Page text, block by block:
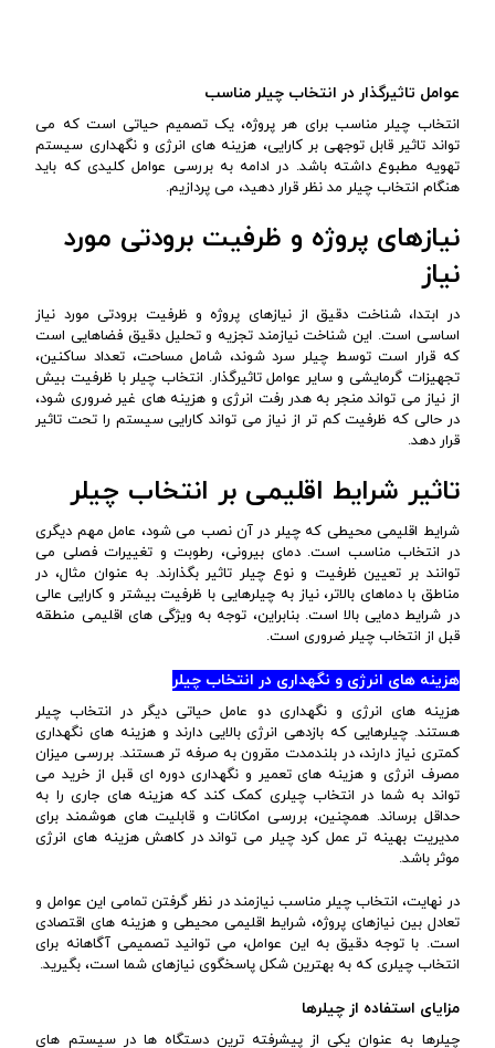
عوامل تاثیرگذار در انتخاب چیلر مناسب
انتخاب چیلر مناسب برای هر پروژه، یک تصمیم حیاتی است که می
تواند تاثیر قابل توجهی بر کارایی، هزینه های انرژی و نگهداری سیستم
تهویه مطبوع داشته باشد. در ادامه به بررسی عوامل کلیدی که باید
هنگام انتخاب چیلر مد نظر قرار دهید، می پردازیم.
نیازهای پروژه و ظرفیت برودتی مورد
نیاز
در ابتدا، شناخت دقیق از نیازهای پروژه و ظرفیت برودتی مورد نیاز
اساسی است. این شناخت نیازمند تجزیه و تحلیل دقیق فضاهایی است
که قرار است توسط چیلر سرد شوند، شامل مساحت، تعداد ساکنین،
تجهیزات گرمایشی و سایر عوامل تاثیرگذار. انتخاب چیلر با ظرفیت بیش
از نیاز می تواند منجر به هدر رفت انرژی و هزینه های غیر ضروری شود،
در حالی که ظرفیت کم تر از نیاز می تواند کارایی سیستم را تحت تاثیر
قرار دهد.
تاثیر شرایط اقلیمی بر انتخاب چیلر
شرایط اقلیمی محیطی که چیلر در آن نصب می شود، عامل مهم دیگری
در انتخاب مناسب است. دمای بیرونی، رطوبت و تغییرات فصلی می
توانند بر تعیین ظرفیت و نوع چیلر تاثیر بگذارند. به عنوان مثال، در
مناطق با دماهای بالاتر، نیاز به چیلرهایی با ظرفیت بیشتر و کارایی عالی
در شرایط دمایی بالا است. بنابراین، توجه به ویژگی های اقلیمی منطقه
قبل از انتخاب چیلر ضروری است.
هزینه های انرژی و نگهداری در انتخاب چیلر
هزینه های انرژی و نگهداری دو عامل حیاتی دیگر در انتخاب چیلر
هستند. چیلرهایی که بازدهی انرژی بالایی دارند و هزینه های نگهداری
کمتری نیاز دارند، در بلندمدت مقرون به صرفه تر هستند. بررسی میزان
مصرف انرژی و هزینه های تعمیر و نگهداری دوره ای قبل از خرید می
تواند به شما در انتخاب چیلری کمک کند که هزینه های جاری را به
حداقل برساند. همچنین، بررسی امکانات و قابلیت های هوشمند برای
مدیریت بهینه تر عمل کرد چیلر می تواند در کاهش هزینه های انرژی
موثر باشد.
در نهایت، انتخاب چیلر مناسب نیازمند در نظر گرفتن تمامی این عوامل و
تعادل بین نیازهای پروژه، شرایط اقلیمی محیطی و هزینه های اقتصادی
است. با توجه دقیق به این عوامل، می توانید تصمیمی آگاهانه برای
انتخاب چیلری که به بهترین شکل پاسخگوی نیازهای شما است، بگیرید.
مزایای استفاده از چیلرها
چیلرها به عنوان یکی از پیشرفته ترین دستگاه ها در سیستم های